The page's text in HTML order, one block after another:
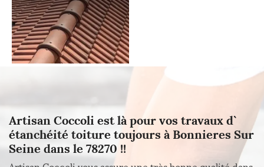
Artisan Coccoli est là pour vos travaux d`
étanchéité toiture toujours à Bonnieres Sur
Seine dans le 78270 !!